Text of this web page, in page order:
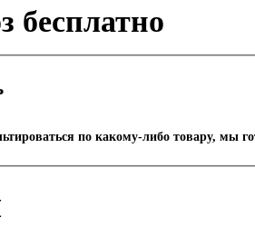
бесплатно
по какому-либо товару, мы